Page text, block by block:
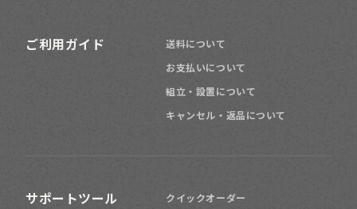
ご利用ガイド
送料について
お支払いについて
組立・設置について
キャンセル・返品について
サポートツール
クイックオーダー